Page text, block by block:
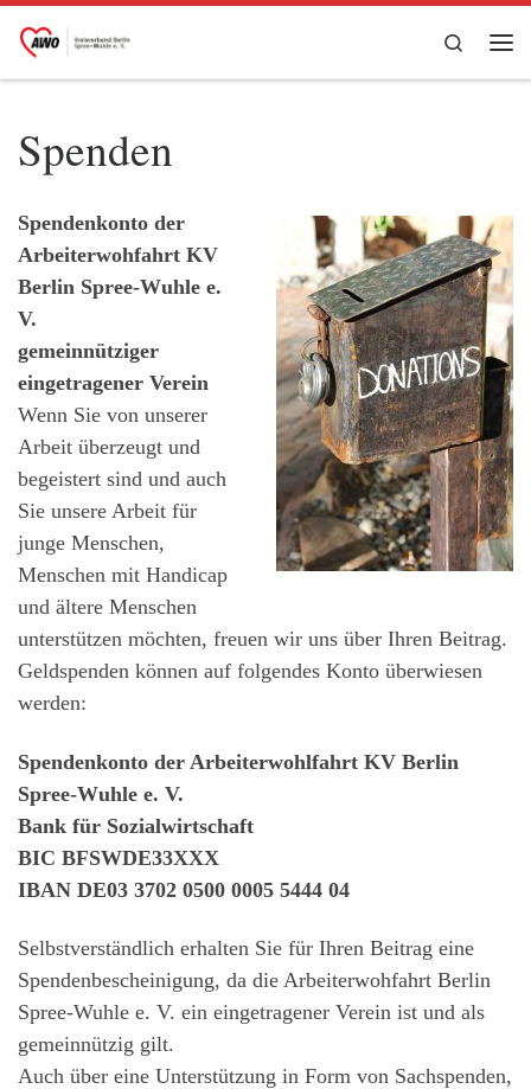
Zum Inhalt springen
Search
Spenden
Spendenkonto der
Arbeiterwohfahrt KV
Berlin Spree-Wuhle e.
V.
gemeinnütziger
eingetragener Verein
Wenn Sie von unserer
Arbeit überzeugt und
begeistert sind und auch
Sie unsere Arbeit für
junge Menschen,
Menschen mit Handicap
und ältere Menschen
unterstützen möchten, freuen wir uns über Ihren Beitrag.
Geldspenden können auf folgendes Konto überwiesen
werden:
Spendenkonto der Arbeiterwohlfahrt KV Berlin
Spree-Wuhle e. V.
Bank für Sozialwirtschaft
BIC BFSWDE33XXX
IBAN DE03 3702 0500 0005 5444 04
Selbstverständlich erhalten Sie für Ihren Beitrag eine
Spendenbescheinigung, da die Arbeiterwohfahrt Berlin
Spree-Wuhle e. V. ein eingetragener Verein ist und als
gemeinnützig gilt.
Auch über eine Unterstützung in Form von Sachspenden,